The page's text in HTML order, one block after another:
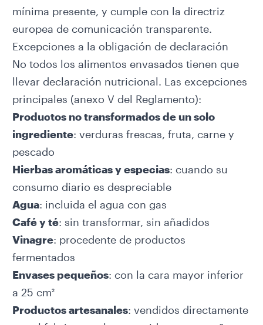
mínima presente, y cumple con la directriz
europea de comunicación transparente.
Excepciones a la obligación de declaración
No todos los alimentos envasados tienen que
llevar declaración nutricional. Las excepciones
principales (anexo V del Reglamento):
Productos no transformados de un solo
ingrediente: verduras frescas, fruta, carne y
pescado
Hierbas aromáticas y especias: cuando su
consumo diario es despreciable
Agua: incluida el agua con gas
Café y té: sin transformar, sin añadidos
Vinagre: procedente de productos
fermentados
Envases pequeños: con la cara mayor inferior
a 25 cm²
Productos artesanales: vendidos directamente